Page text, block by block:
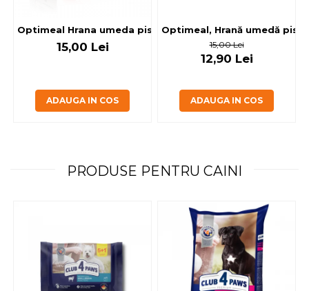
Optimeal Hrana umeda pisici
15,00 Lei
ADAUGA IN COS
Optimeal, Hrană umedă
15,00 Lei
12,90 Lei
ADAUGA IN COS
PRODUSE PENTRU CAINI